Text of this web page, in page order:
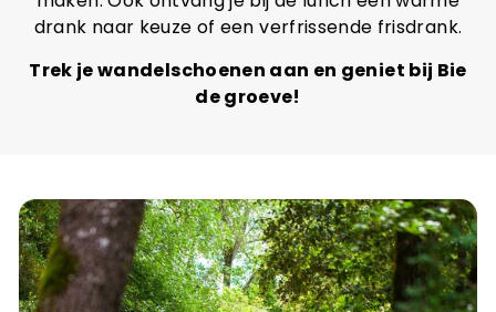
drank naar keuze of een verfrissende frisdrank.
Trek je wandelschoenen aan en geniet bij Bie
de groeve!